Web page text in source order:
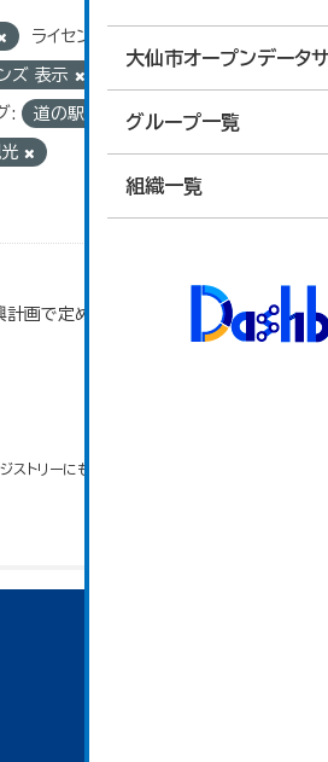
大仙市オープンデータ
グループ一覧
組織一覧
ライセンス:
ンズ 表示
: 道の駅 スキー場
光
計画で定めた、主要観光施設を掲
トリーにもアクセス可能です